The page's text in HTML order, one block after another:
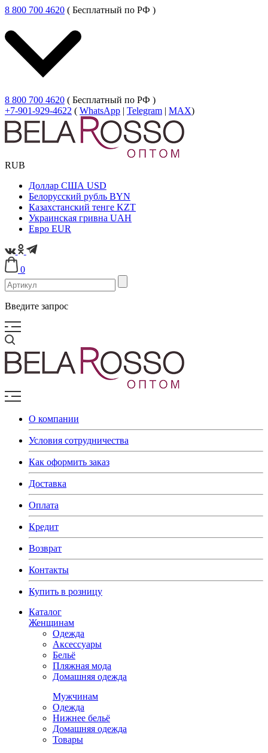
8 800 700 4620 ( Бесплатный по РФ )
8 800 700 4620 ( Бесплатный по РФ )
+7-901-929-4622 ( WhatsApp | Telegram | MAX)
RUB
Доллар США USD
Белорусский рубль BYN
Казахстанский тенге KZT
Украинская гривна UAH
Евро EUR
0
Введите запрос
О компании
Условия сотрудничества
Как оформить заказ
Доставка
Оплата
Кредит
Возврат
Контакты
Купить в розницу
Каталог
Женщинам
Одежда
Аксессуары
Бельё
Пляжная мода
Домашняя одежда
Мужчинам
Одежда
Нижнее бельё
Домашняя одежда
Товары